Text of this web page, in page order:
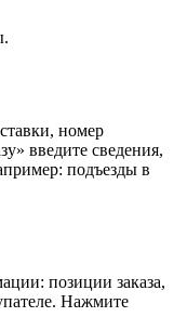
номер
введите сведения,
подъезды в
позиции заказа,
Нажмите